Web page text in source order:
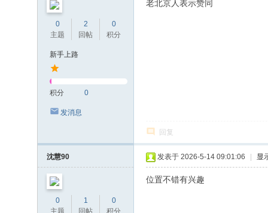
0
主题
2
回帖
0
积分
新手上路
积分 0
发消息
老北京人表示赞同
回复
沈慧90
0
主题
1
回帖
0
积分
发表于 2026-5-14 09:01:06 显
位置不错有兴趣